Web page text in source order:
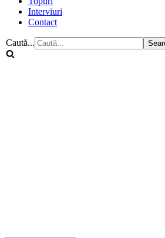
Interviuri
Contact
Caută...